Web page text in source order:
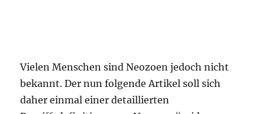
Vielen Menschen sind Neozoen jedoch nicht
bekannt. Der nun folgende Artikel soll sich
daher einmal einer detaillierten